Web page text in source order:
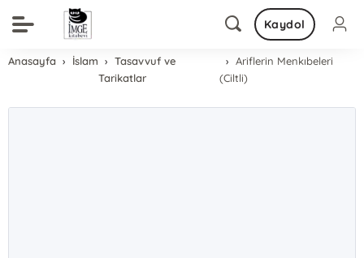
Kaydol
Anasayfa İslam
Tasavvuf ve
Tarikatlar
Ariflerin Menkıbeleri
(Ciltli)